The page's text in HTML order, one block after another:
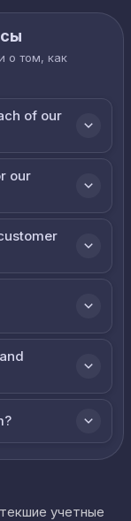
о том, как
of our
our
учетные